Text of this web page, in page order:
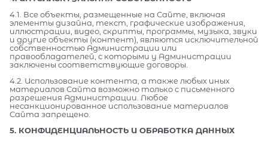
4.1. Все объекты, размещенные на Сайте, включая
элементы дизайна, текст, графические изображения,
иллюстрации, видео, скрипты, программы, музыка, звуки
и другие объекты (контент), являются исключительной
собственностью Администрации или
правообладателей, с которыми у Администрации
заключены соответствующие договоры.
4.2. Использование контента, а также любых иных
материалов Сайта возможно только с письменного
разрешения Администрации. Любое
несанкционированное использование материалов
Сайта запрещено.
5. КОНФИДЕНЦИАЛЬНОСТЬ И ОБРАБОТКА ДАННЫХ